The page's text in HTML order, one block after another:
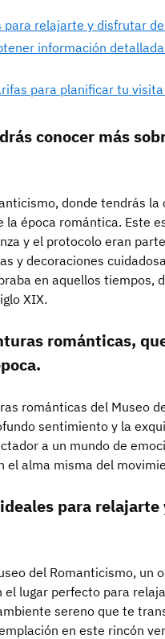
para relajarte y disfrutar
información
para planificar tu
conocer más
donde tendrás
época romántica. Este
y el protocolo eran
y decoraciones
en aquellos tiempos,
XIX.
románticas,
románticas del Museo
sentimiento y la
a un mundo de
alma misma del
para
del Romanticismo, un
lugar perfecto para
sereno que te
en este rincón